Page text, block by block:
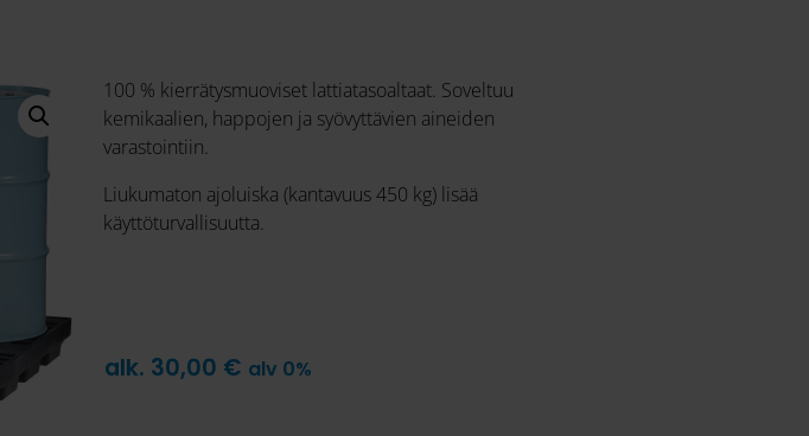
100 % kierrätysmuoviset lattiatasoaltaat. Soveltuu
kemikaalien, happojen ja syövyttävien aineiden
varastointiin.
Liukumaton ajoluiska (kantavuus 450 kg) lisää
käyttöturvallisuutta.
alk. 30,00 € alv 0%